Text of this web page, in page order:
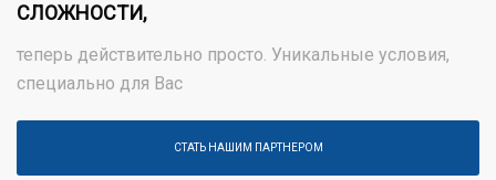
СЛОЖНОСТИ,
теперь действительно просто. Уникальные условия,
специально для Вас
СТАТЬ НАШИМ ПАРТНЕРОМ